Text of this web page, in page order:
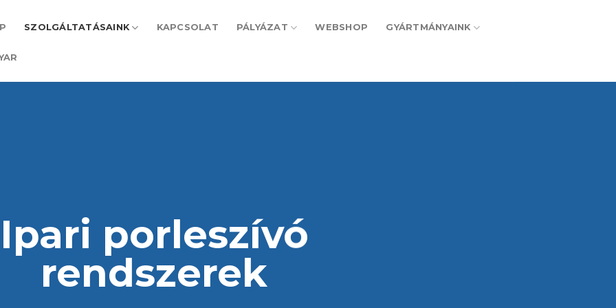
SZOLGÁLTATÁSAINK KAPCSOLAT PÁLYÁZAT WEBSHOP GYÁRTMÁNYAINK
Ipari porleszívó
rendszerek